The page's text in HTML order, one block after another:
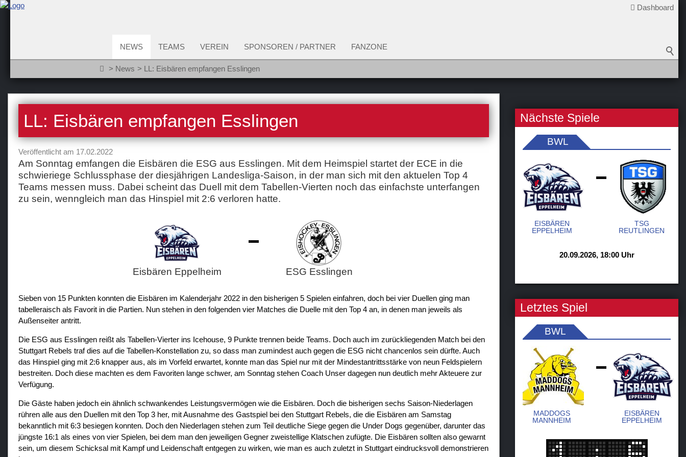
Dashboard
NEWS TEAMS VEREIN SPONSOREN / PARTNER FANZONE
News LL: Eisbären empfangen Esslingen
LL: Eisbären empfangen Esslingen
Veröffentlicht am 17.02.2022
Am Sonntag emfangen die Eisbären die ESG aus Esslingen. Mit dem Heimspiel startet der ECE in die
schwieriege Schlussphase der diesjährigen Landesliga-Saison, in der man sich mit den aktuelen Top 4
Teams messen muss. Dabei scheint das Duell mit dem Tabellen-Vierten noch das einfachste unterfangen
zu sein, wenngleich man das Hinspiel mit 2:6 verloren hatte.
Eisbären Eppelheim ESG Esslingen
Sieben von 15 Punkten konnten die Eisbären im Kalenderjahr 2022 in den bisherigen 5 Spielen einfahren, doch bei vier Duellen ging man
tabelleraisch als Favorit in die Partien. Nun stehen in den folgenden vier Matches die Duelle mit den Top 4 an, in denen man jeweils als
Außenseiter antritt.
Die ESG aus Esslingen reißt als Tabellen-Vierter ins Icehouse, 9 Punkte trennen beide Teams. Doch auch im zurückliegenden Match bei den
Stuttgart Rebels traf dies auf die Tabellen-Konstellation zu, so dass man zumindest auch gegen die ESG nicht chancenlos sein dürfte. Auch
das Hinspiel ging mit 2:6 knapper aus, als im Vorfeld erwartet, konnte man das Spiel nur mit der Mindestantrittsstärke von neun Feldspielern
bestreiten. Doch diese machten es dem Favoriten lange schwer, am Sonntag stehen Coach Unser dagegen nun deutlich mehr Akteuere zur
Verfügung.
Die Gäste haben jedoch ein ähnlich schwankendes Leistungsvermögen wie die Eisbären. Doch die bisherigen sechs Saison-Niederlagen
rühren alle aus den Duellen mit den Top 3 her, mit Ausnahme des Gastspiel bei den Stuttgart Rebels, die die Eisbären am Samstag
bekanntlich mit 6:3 besiegen konnten. Doch den Niederlagen stehen zum Teil deutliche Siege gegen die Under Dogs gegenüber, darunter das
jüngste 16:1 als eines von vier Spielen, bei dem man den jeweiligen Gegner zweistellige Klatschen zufügte. Die Eisbären sollten also gewarnt
sein, um diesem Schicksal mit Kampf und Leidenschaft entgegen zu wirken, wie man es auch zuletzt in Stuttgart eindrucksvoll demonstrieren
Nächste Spiele
BWL
EISBÄREN
EPPELHEIM
-
TSG
REUTLINGEN
20.09.2026, 18:00 Uhr
Letztes Spiel
BWL
MADDOGS
MANNHEIM
-
EISBÄREN
EPPELHEIM